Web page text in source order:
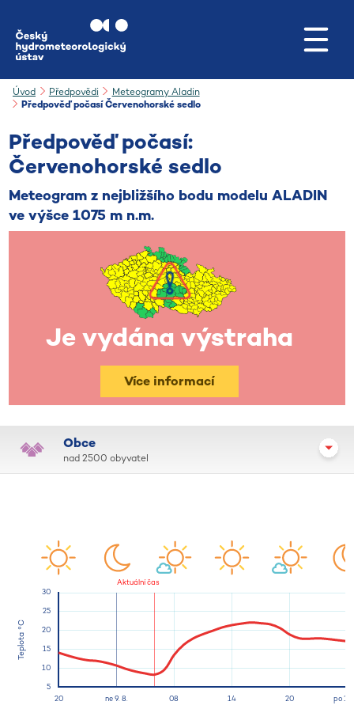
Úvod Předpovědi
Meteogramy Aladin
Předpověď počasí Červenohorské sedlo
Předpověď počasí:
Červenohorské sedlo
Meteogram z nejbližšího bodu modelu ALADIN
ve výšce 1075 m n.m.
Je vydána výstraha
Více informací
Obce
nad 2500 obyvatel